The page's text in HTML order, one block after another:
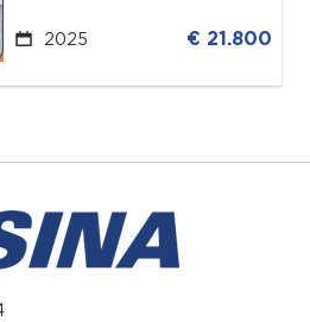
2025 € 21.800